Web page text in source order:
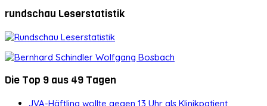
rundschau Leserstatistik
Die Top 9 aus 49 Tagen
JVA-Häftling wollte gegen 13 Uhr als Klinikpatient